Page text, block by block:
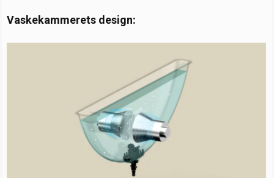
Vaskekammerets design: